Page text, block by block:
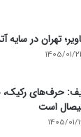
تهران در
1405/01/
حرف‌های رکیک،
است
1405/01/